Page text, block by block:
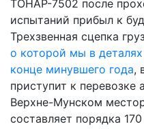
ТОНАР-7502 после
испытаний прибыл к
Трехзвенная сцепка
о которой мы в
конце минувшего года,
приступит к
Верхне-Мунском
составляет порядка